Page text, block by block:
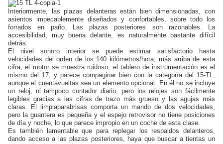
Interiormente, las plazas delanteras están bien dimensionadas, con
asientos impecablemente diseñados y confortables, sobre todo los
forrados en paño. Las plazas posteriores son razonables. La
accesibilidad, muy buena delante, es naturalmente bastante difícil
detrás.
El nivel sonoro interior se puede estimar satisfactorio hasta
velocidades del orden de los 140 kilómetros/hora; más arriba de esta
cifra, el motor se muestra ruidoso; el tablero de instrumentación es el
mismo del 17, y parece compaginar bien con la categoría del 15-TL,
aunque el cuentavueltas sea un elemento opcional. En él no se incluye
un reloj, ni tampoco contador diario, pero los relojes son fácilmente
legibles gracias a las cifras de trazo más grueso y las agujas más
claras. El limpiaparabrisas comporta un mando de dos velocidades,
pero la guantera es pequeña y el espejo retrovisor no tiene posiciones
de día y noche, lo que parece impropio en un coche de esta clase.
Es también lamentable que para replegar los respaldos delanteros,
dando acceso a las plazas posteriores, haya que buscar a tientas un